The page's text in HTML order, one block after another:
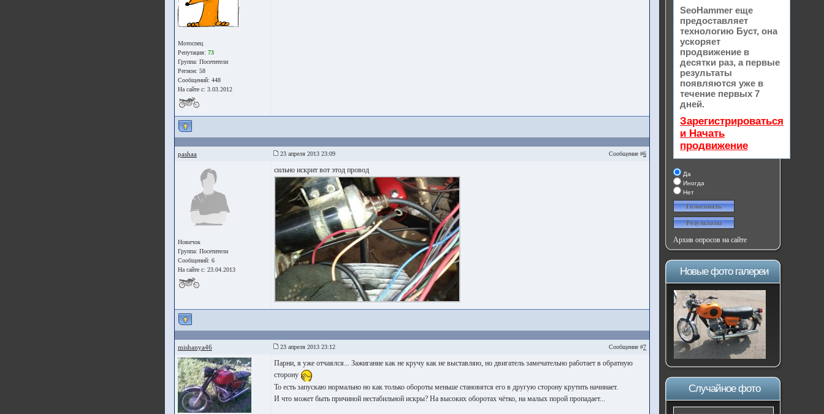
Мотоспец
Репутация: 73
Группа: Посетители
Регион: 58
Сообщений: 448
На сайте с: 3.03.2012
pashaa 23 апреля 2013 23:09 Сообщение #6
Новичок
Группа: Посетители
Сообщений: 6
На сайте с: 23.04.2013
сильно искрит вот этод провод
mishanya46 23 апреля 2013 23:12 Сообщение #7
Парни, я уже отчаялся... Зажигание как не кручу как не выставляю, но двигатель замечательно работает в обратную
сторону
То есть запускаю нормально но как только обороты меньше становятся его в другую сторону крутить начинает.
И что может быть причиной нестабильной искры? На высоких оборотах чётко, на малых порой пропадает...
SeoHammer еще
предоставляет
технологию Буст, она
ускоряет
продвижение в
десятки раз, а первые
результаты
появляются уже в
течение первых 7
дней.
Зарегистрироваться
и Начать
продвижение
Да
Иногда
Нет
Архив опросов на сайте
Новые фото галереи
Случайное фото